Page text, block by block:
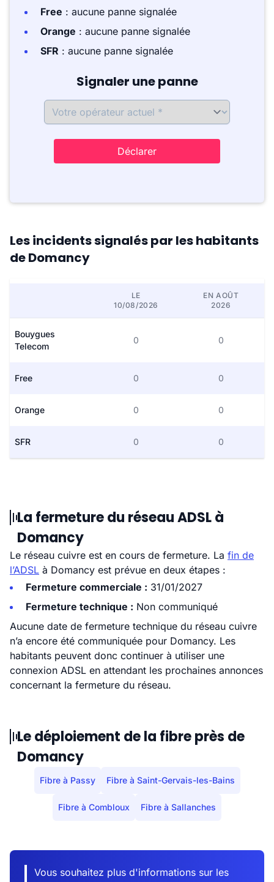
Free : aucune panne signalée
Orange : aucune panne signalée
SFR : aucune panne signalée
Signaler une panne
Déclarer
Les incidents signalés par les habitants
de Domancy
LE
10/08/2026
EN AOÛT
2026
Bouygues
Telecom
0 0
Free 0 0
Orange 0 0
SFR 0 0
La fermeture du réseau ADSL à
Domancy
Le réseau cuivre est en cours de fermeture. La fin de
l’ADSL à Domancy est prévue en deux étapes :
Fermeture commerciale : 31/01/2027
Fermeture technique : Non communiqué
Aucune date de fermeture technique du réseau cuivre
n’a encore été communiquée pour Domancy. Les
habitants peuvent donc continuer à utiliser une
connexion ADSL en attendant les prochaines annonces
concernant la fermeture du réseau.
Le déploiement de la fibre près de
Domancy
Fibre à Passy Fibre à Saint-Gervais-les-Bains
Fibre à Combloux Fibre à Sallanches
Vous souhaitez plus d'informations sur les